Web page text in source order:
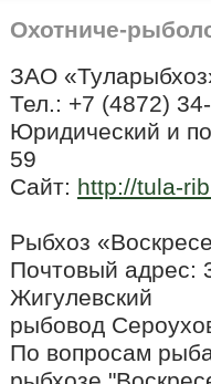
Охотниче-
ЗАО
Тел.: +7 (4872)
Юридический и
59
Сайт: http://tula-
Рыбхоз
Почтовый адрес:
Жигулевский
рыбовод
По вопросам